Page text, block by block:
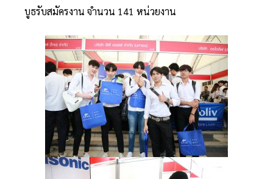
บูธรับสมัครงาน จำนวน 141 หน่วยงาน